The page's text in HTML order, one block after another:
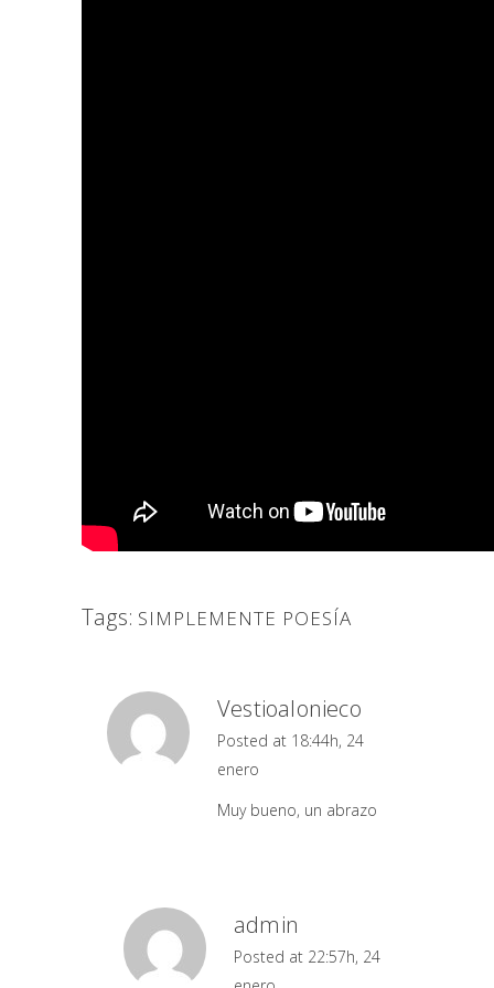
Tags: SIMPLEMENTE POESÍA
Vestioalonieco
Posted at 18:44h, 24
enero
Muy bueno, un abrazo
admin
Posted at 22:57h, 24